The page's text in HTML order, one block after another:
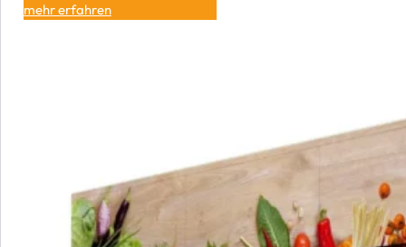
mehr erfahren